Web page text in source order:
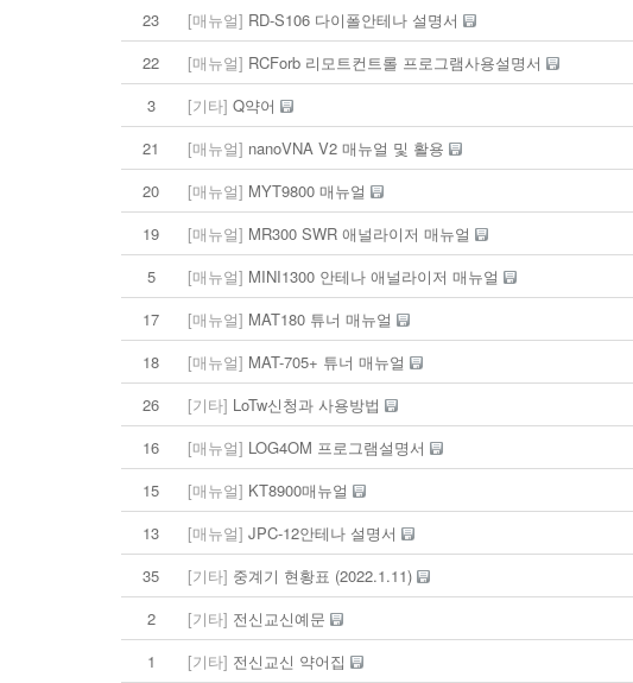
23
[매뉴얼] RD-S106 다이폴안테나 설명서
22
[매뉴얼] RCForb 리모트컨트롤 프로그램사용설명서
3
[기타] Q약어
21
[매뉴얼] nanoVNA V2 매뉴얼 및 활용
20
[매뉴얼] MYT9800 매뉴얼
19
[매뉴얼] MR300 SWR 애널라이저 매뉴얼
5
[매뉴얼] MINI1300 안테나 애널라이저 매뉴얼
17
[매뉴얼] MAT180 튜너 매뉴얼
18
[매뉴얼] MAT-705+ 튜너 매뉴얼
26
[기타] LoTw신청과 사용방법
16
[매뉴얼] LOG4OM 프로그램설명서
15
[매뉴얼] KT8900매뉴얼
13
[매뉴얼] JPC-12안테나 설명서
35
[기타] 중계기 현황표 (2022.1.11)
2
[기타] 전신교신예문
1
[기타] 전신교신 약어집